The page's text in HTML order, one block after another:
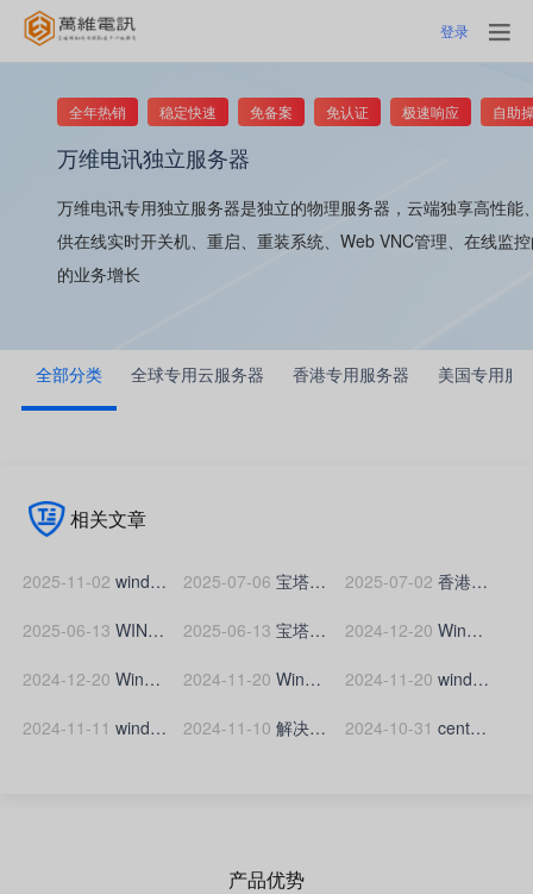
登录
全年热销 稳定快速 免备案 免认证 极速响应 自助
万维电讯独立服务器
万维电讯专用独立服务器是独立的物理服务器，云端独享高性
供在线实时开关机、重启、重装系统、Web VNC管理、在线监
的业务增长
全部分类 全球专用云服务器 香港专用服务器 美国专用服
相关文章
2025-11-02 window系统常见事件ID,如何查看远程登录win系统服务器成功的IP? 2025-07-06 宝塔面板如何设置服务器时间自动同步 2025-07-02 香港服务器禁25端口吗？
2025-06-13 WIN服务器提示“为安全考虑，已锁定该用户账户，原因是登录尝试或密码更改尝试过多”的解决办法 2025-06-13 宝塔面板如何添加服务器IP、CDN节点IP白名单与黑名单？ 2024-12-20 Windows服务器申请ssl证书时无法创建.well-known文件夹怎么办？
2024-12-20 Windows服务器如何创建/.well-known文件夹? 2024-11-20 Windows服务器如何升级扩容硬盘(磁盘)空间? 2024-11-20 windows2012系统服务器如何设置密码
2024-11-11 windows系统云服务器添加D盘的方法 2024-11-10 解决 Windows Server 2012 R2 远程桌面连接错误(由于没有远程桌面授权服务器可以提供许可证，远程会话被中断。请跟服务器管理员联系)的方法 2024-10-31 centos服务器更换yum源更换为阿里云教程，解决yum源失效报错
产品优势